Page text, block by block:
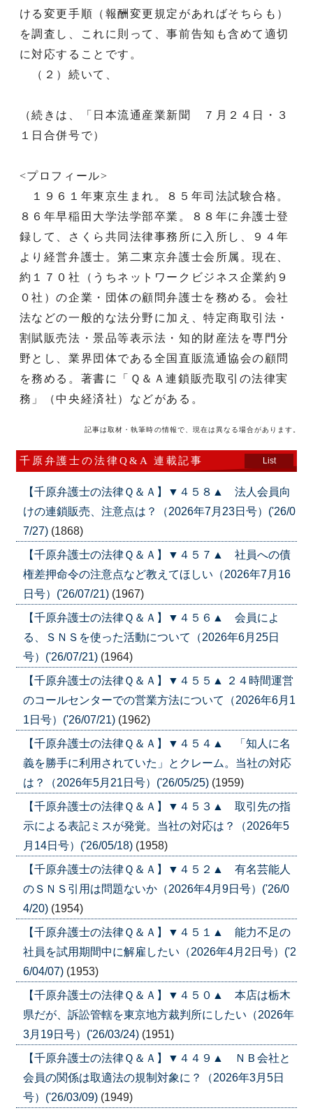
ける変更手順（報酬変更規定があればそちらも）
を調査し、これに則って、事前告知も含めて適切
に対応することです。
（２）続いて、
（続きは、「日本流通産業新聞 ７月２４日・３
１日合併号で）
<プロフィール>
１９６１年東京生まれ。８５年司法試験合格。
８６年早稲田大学法学部卒業。８８年に弁護士登
録して、さくら共同法律事務所に入所し、９４年
より経営弁護士。第二東京弁護士会所属。現在、
約１７０社（うちネットワークビジネス企業約９
０社）の企業・団体の顧問弁護士を務める。会社
法などの一般的な法分野に加え、特定商取引法・
割賦販売法・景品等表示法・知的財産法を専門分
野とし、業界団体である全国直販流通協会の顧問
を務める。著書に「Ｑ＆Ａ連鎖販売取引の法律実
務」（中央経済社）などがある。
記事は取材・執筆時の情報で、現在は異なる場合があります。
千原弁護士の法律Q&A 連載記事 List
【千原弁護士の法律Ｑ＆Ａ】▼４５８▲ 法人会員向
けの連鎖販売、注意点は？（2026年7月23日号）('26/0
7/27) (1868)
【千原弁護士の法律Ｑ＆Ａ】▼４５７▲ 社員への債
権差押命令の注意点など教えてほしい（2026年7月16
日号）('26/07/21) (1967)
【千原弁護士の法律Ｑ＆Ａ】▼４５６▲ 会員によ
る、ＳＮＳを使った活動について（2026年6月25日
号）('26/07/21) (1964)
【千原弁護士の法律Ｑ＆Ａ】▼４５５▲ ２４時間運営
のコールセンターでの営業方法について（2026年6月1
1日号）('26/07/21) (1962)
【千原弁護士の法律Ｑ＆Ａ】▼４５４▲ 「知人に名
義を勝手に利用されていた」とクレーム。当社の対応
は？（2026年5月21日号）('26/05/25) (1959)
【千原弁護士の法律Ｑ＆Ａ】▼４５３▲ 取引先の指
示による表記ミスが発覚。当社の対応は？（2026年5
月14日号）('26/05/18) (1958)
【千原弁護士の法律Ｑ＆Ａ】▼４５２▲ 有名芸能人
のＳＮＳ引用は問題ないか（2026年4月9日号）('26/0
4/20) (1954)
【千原弁護士の法律Ｑ＆Ａ】▼４５１▲ 能力不足の
社員を試用期間中に解雇したい（2026年4月2日号）('2
6/04/07) (1953)
【千原弁護士の法律Ｑ＆Ａ】▼４５０▲ 本店は栃木
県だが、訴訟管轄を東京地方裁判所にしたい（2026年
3月19日号）('26/03/24) (1951)
【千原弁護士の法律Ｑ＆Ａ】▼４４９▲ ＮＢ会社と
会員の関係は取適法の規制対象に？（2026年3月5日
号）('26/03/09) (1949)